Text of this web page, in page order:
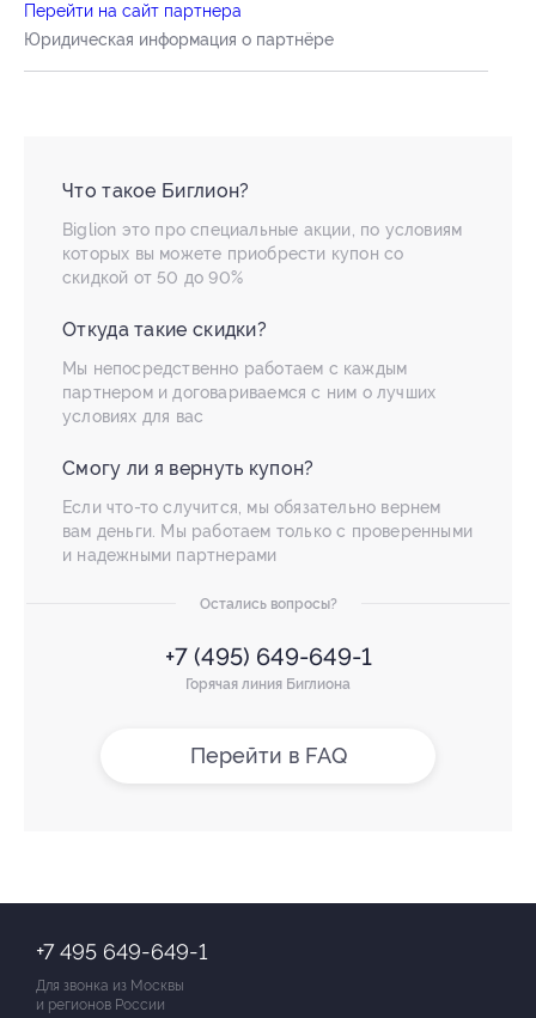
Перейти на сайт партнера
Юридическая информация о партнёре
Что такое Биглион?
Biglion это про специальные акции, по условиям
которых вы можете приобрести купон со
скидкой от 50 до 90%
Откуда такие скидки?
Мы непосредственно работаем с каждым
партнером и договариваемся с ним о лучших
условиях для вас
Смогу ли я вернуть купон?
Если что-то случится, мы обязательно вернем
вам деньги. Мы работаем только с проверенными
и надежными партнерами
Остались вопросы?
+7 (495) 649-649-1
Горячая линия Биглиона
Перейти в FAQ
+7 495 649-649-1
Для звонка из Москвы
и регионов России